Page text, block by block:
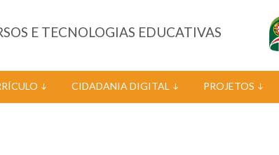
E TECNOLOGIAS EDUCATIVAS
CIDADANIA DIGITAL PROJETOS